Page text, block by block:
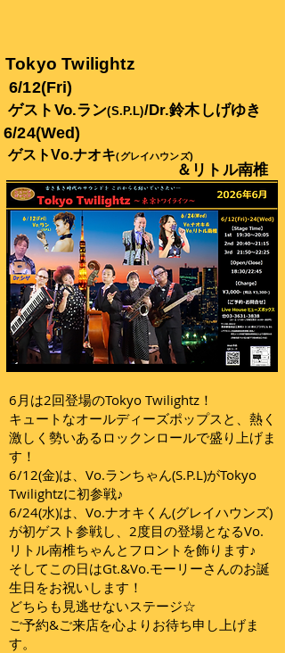
Tokyo Twilightz
6/12(Fri)
ゲストVo.ラン(S.P.L)/Dr.鈴木しげゆき
6/24(Wed)
​ゲストVo.ナオキ(グレイハウンズ)
＆リトル南椎
6月は2回登場のTokyo Twilightz！
キュートなオールディーズポップスと、熱く
激しく勢いあるロックンロールで盛り上げま
す！
6/12(金)は、Vo.ランちゃん(S.P.L)がTokyo
Twilightzに初参戦♪
6/24(水)は、Vo.ナオキくん(グレイハウンズ)
が初ゲスト参戦し、2度目の登場となるVo.
リトル南椎ちゃんとフロントを飾ります♪
そしてこの日はGt.&Vo.モーリーさんのお誕
生日をお祝いします！
どちらも見逃せないステージ☆
ご予約&ご来店を心よりお待ち申し上げま
す。